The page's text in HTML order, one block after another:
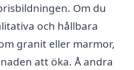
Om du
och hållbara
granit eller marmor,
att öka. Å andra